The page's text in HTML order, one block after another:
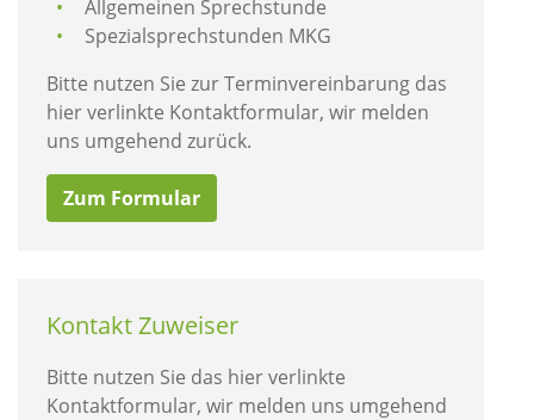
Allgemeinen Sprechstunde
Spezialsprechstunden MKG
Bitte nutzen Sie zur Terminvereinbarung das
hier verlinkte Kontaktformular, wir melden
uns umgehend zurück.
Zum Formular
Kontakt Zuweiser
Bitte nutzen Sie das hier verlinkte
Kontaktformular, wir melden uns umgehend